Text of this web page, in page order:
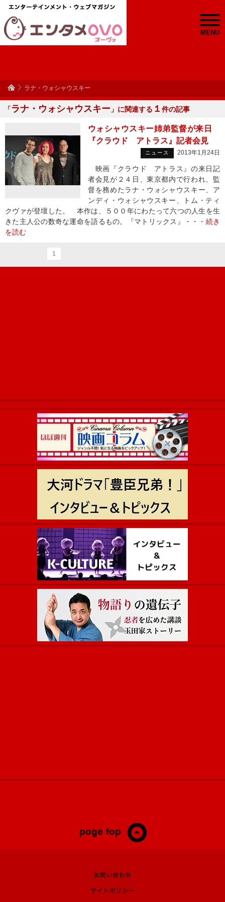
MENU
ラナ・ウォシャウスキー
「ラナ・ウォシャウスキー 」に関連する １ 件の記事
ウォシャウスキー姉弟監督が来日
『クラウド アトラス』記者会見
ニュース 2013年1月24日
映画『クラウド アトラス』の来日記
者会見が２４日、東京都内で行われ、監
督を務めたラナ・ウォシャウスキー、ア
ンディ・ウォシャウスキー、トム・ティ
クヴァが登壇した。 本作は、５００年にわたって六つの人生を生
きた主人公の数奇な運命を語るもの。『マトリックス』・・・ 続き
を読む
1